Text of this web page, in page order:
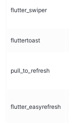
flutter_swiper
fluttertoast
pull_to_refresh
flutter_easyrefresh